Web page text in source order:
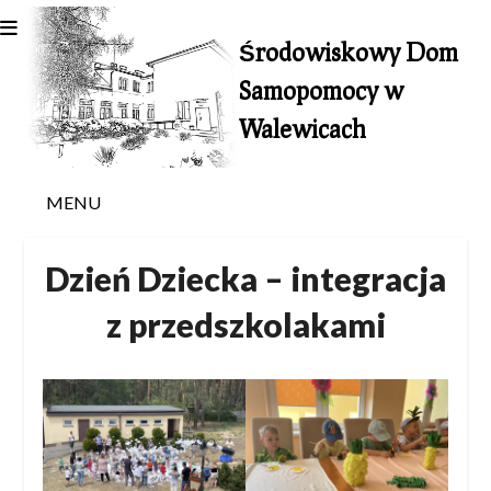
to
content
Środowiskowy Dom
Samopomocy w
Walewicach
MENU
Dzień Dziecka – integracja
z przedszkolakami